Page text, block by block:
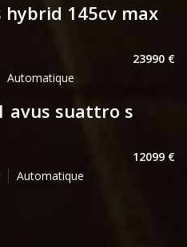
23990
Automatique
12099
Automatique